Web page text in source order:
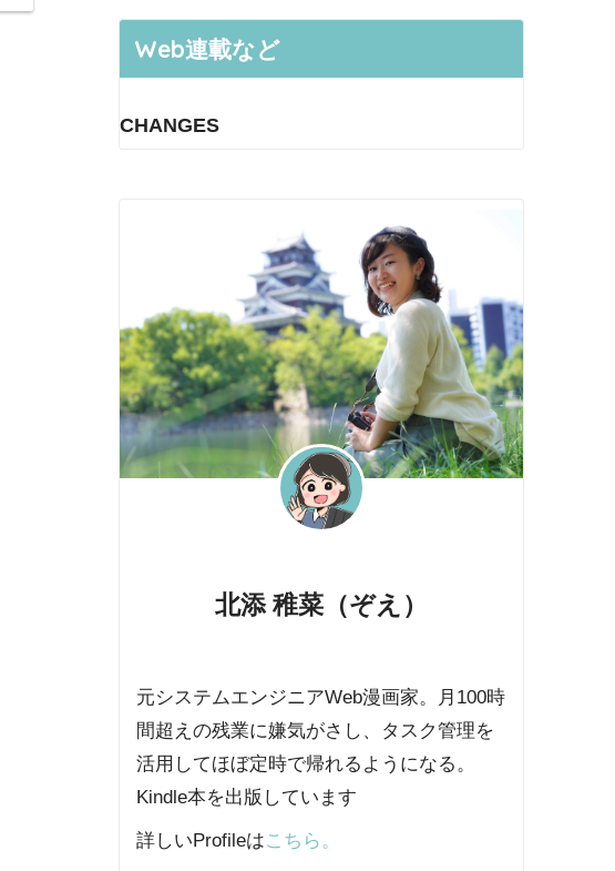
Web連載など
CHANGES
北添 稚菜（ぞえ）
元システムエンジニアWeb漫画家。月100時
間超えの残業に嫌気がさし、タスク管理を
活用してほぼ定時で帰れるようになる。
Kindle本を出版しています
詳しいProfileはこちら。